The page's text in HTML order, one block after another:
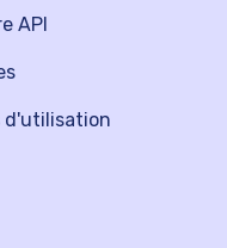
API
d'utilisation